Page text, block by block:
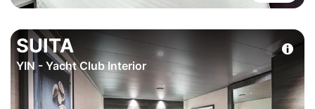
SUITA
YIN - Yacht Club Interior